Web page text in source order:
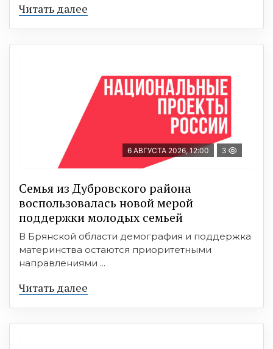
Читать далее
6 АВГУСТА 2026, 12:00 3
Семья из Дубровского района
воспользовалась новой мерой
поддержки молодых семьей
В Брянской области демография и поддержка
материнства остаются приоритетными
направлениями ...
Читать далее